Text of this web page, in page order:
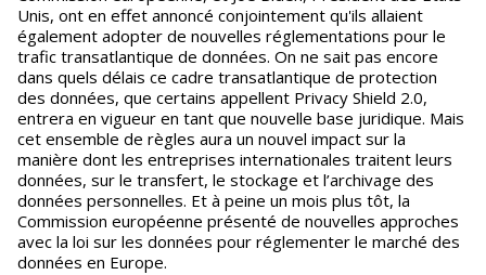
Unis, ont en effet annoncé conjointement qu'ils allaient
également adopter de nouvelles réglementations pour le
trafic transatlantique de données. On ne sait pas encore
dans quels délais ce cadre transatlantique de protection
des données, que certains appellent Privacy Shield 2.0,
entrera en vigueur en tant que nouvelle base juridique. Mais
cet ensemble de règles aura un nouvel impact sur la
manière dont les entreprises internationales traitent leurs
données, sur le transfert, le stockage et l’archivage des
données personnelles. Et à peine un mois plus tôt, la
Commission européenne présenté de nouvelles approches
avec la loi sur les données pour réglementer le marché des
données en Europe.